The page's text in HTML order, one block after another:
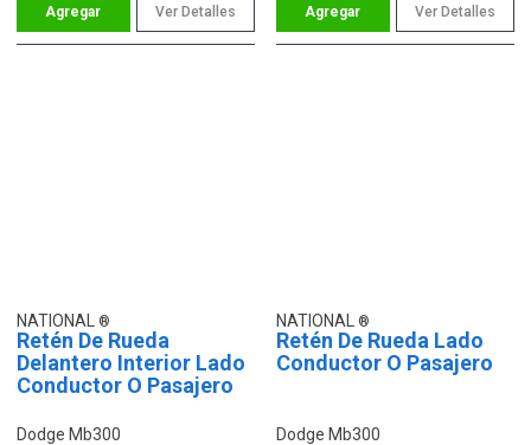
Ver Detalles Ver Detalles
NATIONAL
Retén De Rueda
Delantero Interior Lado
Conductor O Pasajero
Dodge Mb300
NATIONAL
Retén De Rueda Lado
Conductor O Pasajero
Dodge Mb300